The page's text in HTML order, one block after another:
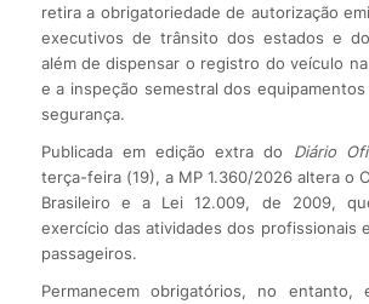
retira a obrigatoriedade de autorização
executivos de trânsito dos estados e
além de dispensar o registro do veículo
e a inspeção semestral dos
segurança.
Publicada em edição extra do Diário
terça-feira (19), a MP 1.360/2026 altera o
Brasileiro e a Lei 12.009, de 2009,
exercício das atividades dos profissionais
passageiros.
Permanecem obrigatórios, no entanto,